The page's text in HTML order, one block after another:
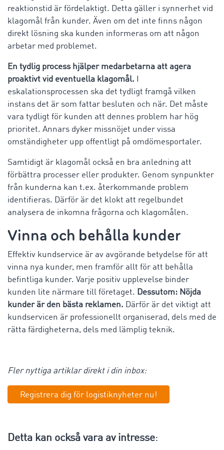
reaktionstid är fördelaktigt. Detta gäller i synnerhet vid
klagomål från kunder. Även om det inte finns någon
direkt lösning ska kunden informeras om att någon
arbetar med problemet.
En tydlig process hjälper medarbetarna att agera
proaktivt vid eventuella klagomål.
eskalationsprocessen ska det tydligt framgå vilken
instans det är som fattar besluten och när. Det måste
vara tydligt för kunden att dennes problem har hög
prioritet. Annars dyker missnöjet under vissa
omständigheter upp offentligt på omdömesportaler.
Samtidigt är klagomål också en bra anledning att
förbättra processer eller produkter. Genom synpunkter
från kunderna kan t.ex. återkommande problem
identifieras. Därför är det klokt att regelbundet
analysera de inkomna frågorna och klagomålen.
Vinna och behålla kunder
Effektiv kundservice är av avgörande betydelse för att
vinna nya kunder, men framför allt för att behålla
befintliga kunder. Varje positiv upplevelse binder
kunden lite närmare till företaget. Dessutom: Nöjda
kunder är den bästa reklamen. Därför är det viktigt att
kundservicen är professionellt organiserad, dels med de
rätta färdigheterna, dels med lämplig teknik.
Fler nyttiga artiklar direkt i din inbox:
Registrera dig för logistiknyheter nu!
Detta kan också vara av intresse: